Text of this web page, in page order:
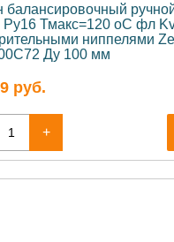
балансировочный
Ру16 Тмакс=120 оС фл
ниппелями
Ду 100 мм
руб.
+